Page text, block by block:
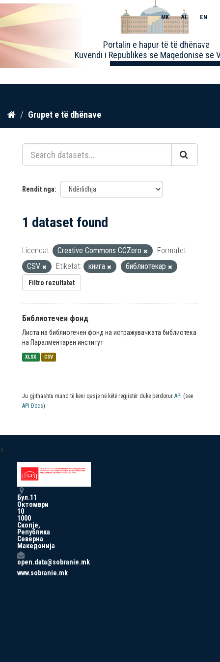
Kalo
përmbajtja
Portalin e hapur të të dhënave
Kuvendi i Republikës së Maqedonisë së
MK AL EN
Toggle
Grupet e të dhënave
Rendit nga
1 dataset found
Licencat: Creative Commons CCZero
Formatet:
CSV
Etiketat: книга библиотекар
Filtro rezultatet
Библиотечен фонд
Листа на библиотечен фонд на истражувачката библиотека
на Паралментарен институт
XLSX CSV
Ju gjithashtu mund të keni qasje në këtë regjistër duke përdorur API (see
API Docs).
a
Бул.11
Октомври
10
1000
Скопје,
Република
Северна
Македонија
open.data@sobranie.mk
www.sobranie.mk